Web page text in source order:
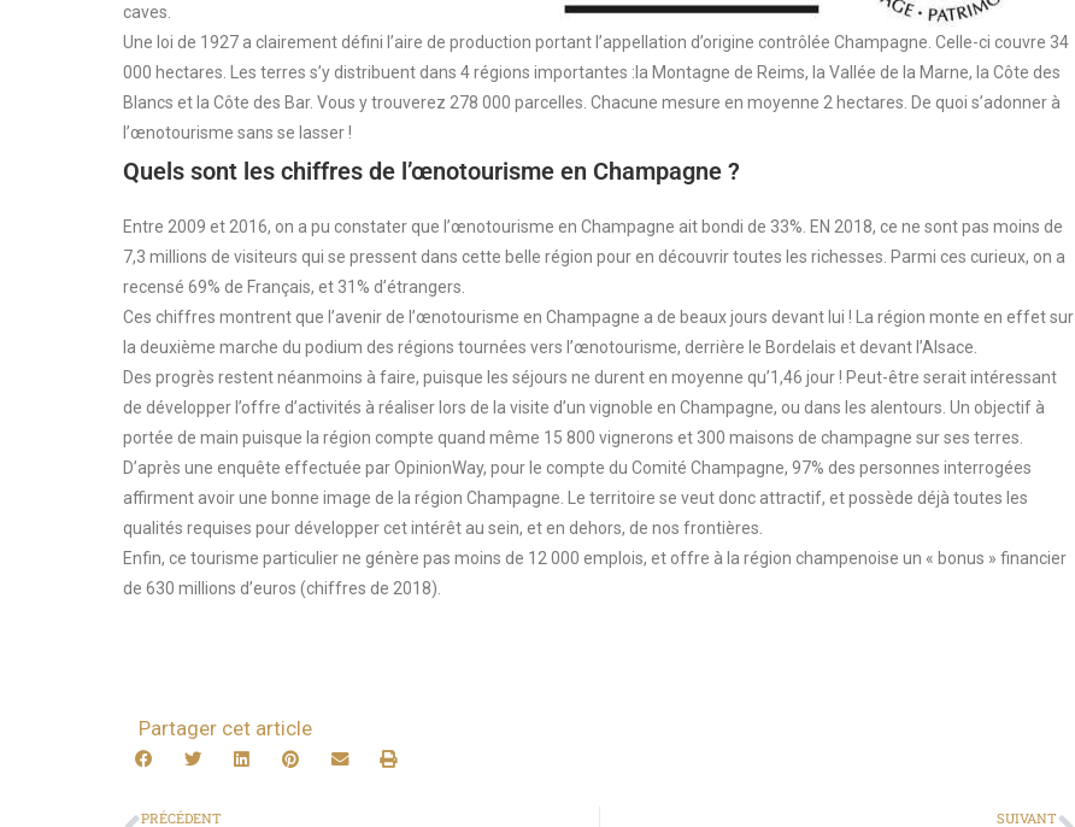
caves.
Une loi de 1927 a clairement défini l’aire de production portant l’appellation d’origine contrôlée Champagne. Celle-ci couvre 34
000 hectares. Les terres s’y distribuent dans 4 régions importantes :la Montagne de Reims, la Vallée de la Marne, la Côte des
Blancs et la Côte des Bar. Vous y trouverez 278 000 parcelles. Chacune mesure en moyenne 2 hectares. De quoi s’adonner à
l’œnotourisme sans se lasser !
Quels sont les chiffres de l’œnotourisme en Champagne ?
Entre 2009 et 2016, on a pu constater que l’œnotourisme en Champagne ait bondi de 33%. EN 2018, ce ne sont pas moins de
7,3 millions de visiteurs qui se pressent dans cette belle région pour en découvrir toutes les richesses. Parmi ces curieux, on a
recensé 69% de Français, et 31% d’étrangers.
Ces chiffres montrent que l’avenir de l’œnotourisme en Champagne a de beaux jours devant lui ! La région monte en effet sur
la deuxième marche du podium des régions tournées vers l’œnotourisme, derrière le Bordelais et devant l’Alsace.
Des progrès restent néanmoins à faire, puisque les séjours ne durent en moyenne qu’1,46 jour ! Peut-être serait intéressant
de développer l’offre d’activités à réaliser lors de la visite d’un vignoble en Champagne, ou dans les alentours. Un objectif à
portée de main puisque la région compte quand même 15 800 vignerons et 300 maisons de champagne sur ses terres.
D’après une enquête effectuée par OpinionWay, pour le compte du Comité Champagne, 97% des personnes interrogées
affirment avoir une bonne image de la région Champagne. Le territoire se veut donc attractif, et possède déjà toutes les
qualités requises pour développer cet intérêt au sein, et en dehors, de nos frontières.
Enfin, ce tourisme particulier ne génère pas moins de 12 000 emplois, et offre à la région champenoise un « bonus » financier
de 630 millions d’euros (chiffres de 2018).
Partager cet article
PRÉCÉDENT SUIVANT